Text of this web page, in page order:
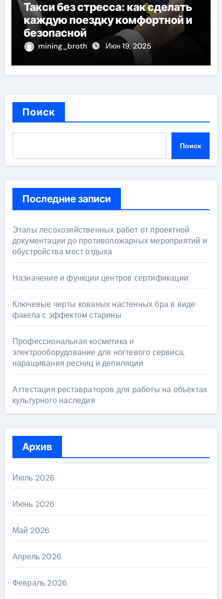
Такси без стресса: как сделать
каждую поездку комфортной и
безопасной
mining_broth Июн 19, 2025
Поиск
Поиск
Последние записи
Этапы лесохозяйственных работ от проектной
документации до противопожарных мероприятий и
обустройства мест отдыха
Назначение и функции центров сертификации
Ключевые черты кованых настенных бра в виде
факела с эффектом старины
Профессиональная косметика и
электрооборудование для ногтевого сервиса,
наращивания ресниц и депиляции
Аттестация реставраторов для работы на объектах
культурного наследия
Архив
Июль 2026
Июнь 2026
Май 2026
Апрель 2026
Февраль 2026